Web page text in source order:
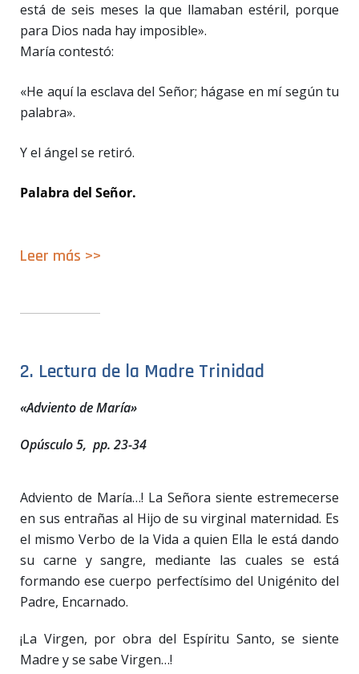
está de seis meses la que llamaban estéril, porque
para Dios nada hay imposible».
María contestó:
«He aquí la esclava del Señor; hágase en mí según tu
palabra».
Y el ángel se retiró.
Palabra del Señor.
Leer más >>
2. Lectura de la Madre Trinidad
«Adviento de María»
Opúsculo 5, pp. 23-34
Adviento de María…! La Señora siente estremecerse
en sus entrañas al Hijo de su virginal maternidad. Es
el mismo Verbo de la Vida a quien Ella le está dando
su carne y sangre, mediante las cuales se está
formando ese cuerpo perfectísimo del Unigénito del
Padre, Encarnado.
¡La Virgen, por obra del Espíritu Santo, se siente
Madre y se sabe Virgen…!